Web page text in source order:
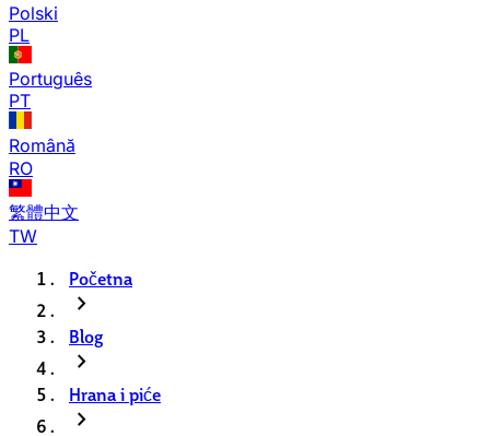
Polski
PL
Português
PT
Română
RO
繁體中文
TW
Početna
chevron_right
Blog
chevron_right
Hrana i piće
chevron_right